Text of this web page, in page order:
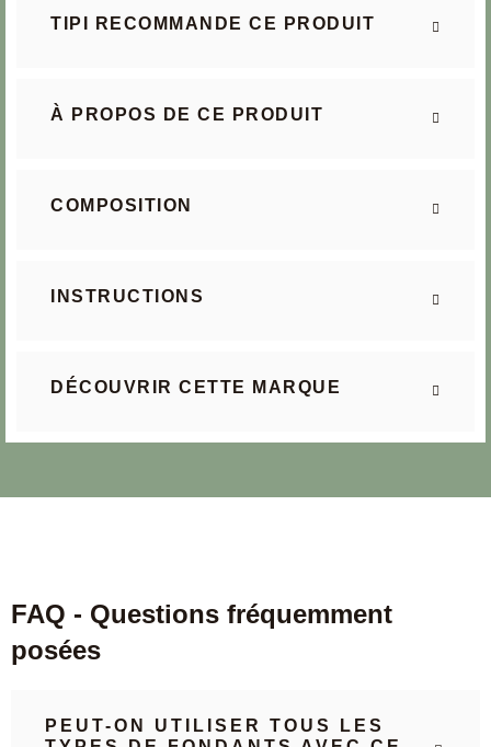
TIPI RECOMMANDE CE PRODUIT
À PROPOS DE CE PRODUIT
COMPOSITION
INSTRUCTIONS
DÉCOUVRIR CETTE MARQUE
FAQ - Questions fréquemment
posées
PEUT-ON UTILISER TOUS LES